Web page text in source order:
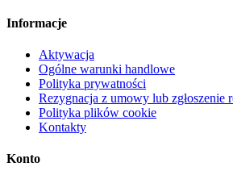
Informacje
Aktywacja
Ogólne warunki handlowe
Polityka prywatności
Rezygnacja z umowy lub zgłoszenie
Polityka plików cookie
Kontakty
Konto